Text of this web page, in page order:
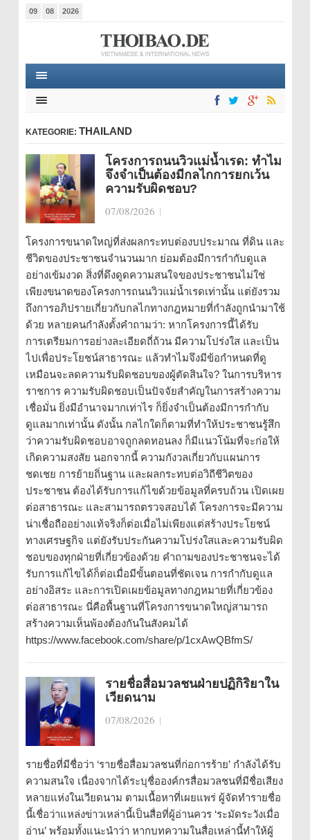
09 08 2026
KATEGORIE: THAILAND
โครงการถนนวิวแม่น้ำเรด: ทำไม
จึงจำเป็นต้องมีกลไกการยกเว้น
ความรับผิดชอบ?
07/08/2026 |
โครงการขนาดใหญ่ที่ส่งผลกระทบต่องบประมาณ ที่ดิน และ
ชีวิตของประชาชนจำนวนมาก ย่อมต้องมีการกำกับดูแล
อย่างเข้มงวด สิ่งที่ดึงดูดความสนใจของประชาชนไม่ใช่
เพียงขนาดของโครงการถนนวิวแม่น้ำเรดเท่านั้น แต่ยังรวม
ถึงการอภิปรายเกี่ยวกับกลไกทางกฎหมายที่กำลังถูกนำมาใช้
ด้วย หลายคนกำลังตั้งคำถามว่า: หากโครงการนี้ได้รับ
การเตรียมการอย่างละเอียดถี่ถ้วน มีความโปร่งใส และเป็น
ไปเพื่อประโยชน์สาธารณะ แล้วทำไมจึงมีข้อกำหนดที่ดู
เหมือนจะลดความรับผิดชอบของผู้ตัดสินใจ? ในการบริหาร
ราชการ ความรับผิดชอบเป็นปัจจัยสำคัญในการสร้างความ
เชื่อมั่น ยิ่งมีอำนาจมากเท่าไร ก็ยิ่งจำเป็นต้องมีการกำกับ
ดูแลมากเท่านั้น ดังนั้น กลไกใดก็ตามที่ทำให้ประชาชนรู้สึก
ว่าความรับผิดชอบอาจถูกลดทอนลง ก็มีแนวโน้มที่จะก่อให้
เกิดความสงสัย นอกจากนี้ ความกังวลเกี่ยวกับแผนการ
ชดเชย การย้ายถิ่นฐาน และผลกระทบต่อวิถีชีวิตของ
ประชาชน ต้องได้รับการแก้ไขด้วยข้อมูลที่ครบถ้วน เปิดเผย
ต่อสาธารณะ และสามารถตรวจสอบได้ โครงการจะมีความ
น่าเชื่อถืออย่างแท้จริงก็ต่อเมื่อไม่เพียงแต่สร้างประโยชน์
ทางเศรษฐกิจ แต่ยังรับประกันความโปร่งใสและความรับผิด
ชอบของทุกฝ่ายที่เกี่ยวข้องด้วย คำถามของประชาชนจะได้
รับการแก้ไขได้ก็ต่อเมื่อมีขั้นตอนที่ชัดเจน การกำกับดูแล
อย่างอิสระ และการเปิดเผยข้อมูลทางกฎหมายที่เกี่ยวข้อง
ต่อสาธารณะ นี่คือพื้นฐานที่โครงการขนาดใหญ่สามารถ
สร้างความเห็นพ้องต้องกันในสังคมได้
https://www.facebook.com/share/p/1cxAwQBfmS/
รายชื่อสื่อมวลชนฝ่ายปฏิกิริยาใน
เวียดนาม
07/08/2026 |
รายชื่อที่มีชื่อว่า ‘รายชื่อสื่อมวลชนที่ก่อการร้าย’ กำลังได้รับ
ความสนใจ เนื่องจากได้ระบุชื่อองค์กรสื่อมวลชนที่มีชื่อเสียง
หลายแห่งในเวียดนาม ตามเนื้อหาที่เผยแพร่ ผู้จัดทำรายชื่อ
นี้เชื่อว่าแหล่งข่าวเหล่านี้เป็นสื่อที่ผู้อ่านควร ‘ระมัดระวังเมื่อ
อ่าน’ พร้อมทั้งแนะนำว่า หากบทความในสื่อเหล่านี้ทำให้ผู้